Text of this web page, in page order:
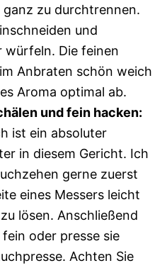
zu durchtrennen.
und
würfeln. Die feinen
Anbraten schön weich
Aroma optimal ab.
und fein hacken:
ist ein absoluter
in diesem Gericht. Ich
gerne zuerst
eines Messers leicht
lösen. Anschließend
oder presse sie
Achten Sie